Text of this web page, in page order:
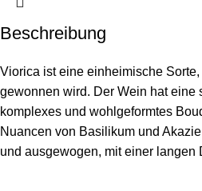
Beschreibung
Viorica ist eine einheimische
gewonnen wird. Der Wein hat eine
komplexes und wohlgeformtes
Nuancen von Basilikum und
und ausgewogen, mit einer langen